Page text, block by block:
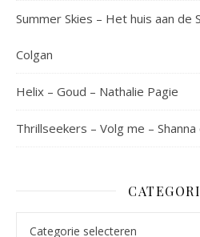
Summer Skies – Het huis aan de
Colgan
Helix – Goud – Nathalie Pagie
Thrillseekers – Volg me – Shanna